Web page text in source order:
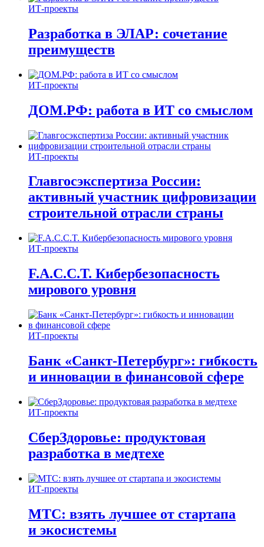
ИТ-проекты
Разработка в ЭЛАР: сочетание
преимуществ
ИТ-проекты
ДОМ.РФ: работа в ИТ со смыслом
ИТ-проекты
Главгосэкспертиза России:
активный участник цифровизации
строительной отрасли страны
ИТ-проекты
F.A.C.C.T. Кибербезопасность
мирового уровня
ИТ-проекты
Банк «Санкт-Петербург»: гибкость
и инновации в финансовой сфере
ИТ-проекты
СберЗдоровье: продуктовая
разработка в медтехе
ИТ-проекты
МТС: взять лучшее от стартапа
и экосистемы